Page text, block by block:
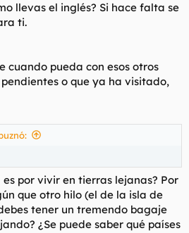
llevas el inglés? Si hace falta se
ti.
cuando pueda con esos otros
o que ya ha visitado,
es por vivir en tierras lejanas? Por
que otro hilo (el de la isla de
tener un tremendo bagaje
¿Se puede saber qué países